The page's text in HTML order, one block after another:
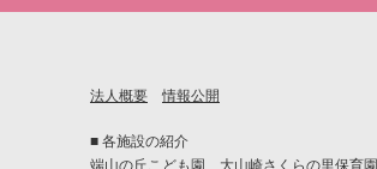
法人概要 情報公開
■ 各施設の紹介
端山の丘こども園
大山崎さくらの里保育園